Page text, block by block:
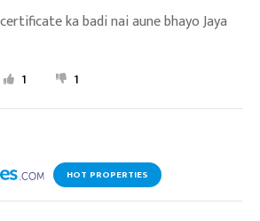
ka badi nai aune bhayo Jaya
1 1
HOT PROPERTIES